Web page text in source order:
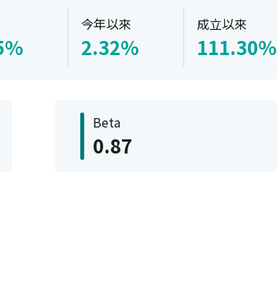
今年以來
2.32%
成立以來
111.30%
Beta
0.87